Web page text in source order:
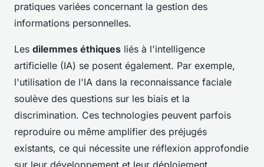
pratiques variées concernant la gestion des
informations personnelles.
Les dilemmes éthiques liés à l'intelligence
artificielle (IA) se posent également. Par exemple,
l'utilisation de l'IA dans la reconnaissance faciale
soulève des questions sur les biais et la
discrimination. Ces technologies peuvent parfois
reproduire ou même amplifier des préjugés
existants, ce qui nécessite une réflexion approfondie